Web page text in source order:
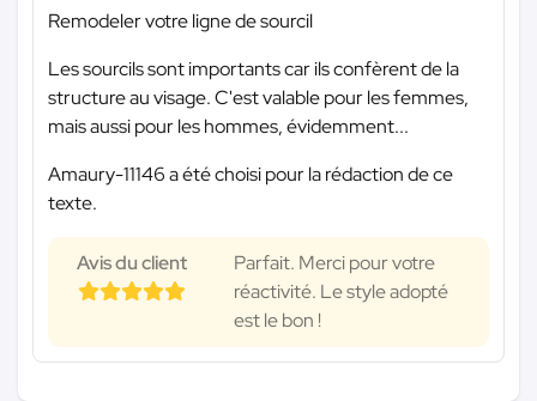
Remodeler votre ligne de sourcil
Les sourcils sont importants car ils confèrent de la
structure au visage. C'est valable pour les femmes,
mais aussi pour les hommes, évidemment...
Amaury-11146 a été choisi pour la rédaction de ce
texte.
Avis du client
Parfait. Merci pour votre
réactivité. Le style adopté
est le bon !